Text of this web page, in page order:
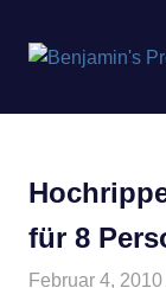
springen
für 8
Februar 4, 2010